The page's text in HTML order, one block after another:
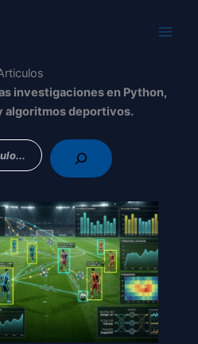
investigaciones en Python,
algoritmos deportivos.